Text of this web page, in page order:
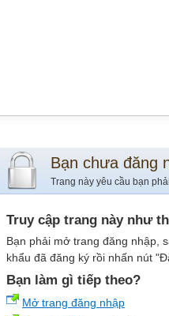
Bạn chưa đăng
Trang này yêu cầu bạn
Truy cập trang này như
Bạn phải mở trang đăng nhập,
khẩu đã đăng ký rồi nhấn nút
Bạn làm gì tiếp theo?
Mở trang đăng nhập